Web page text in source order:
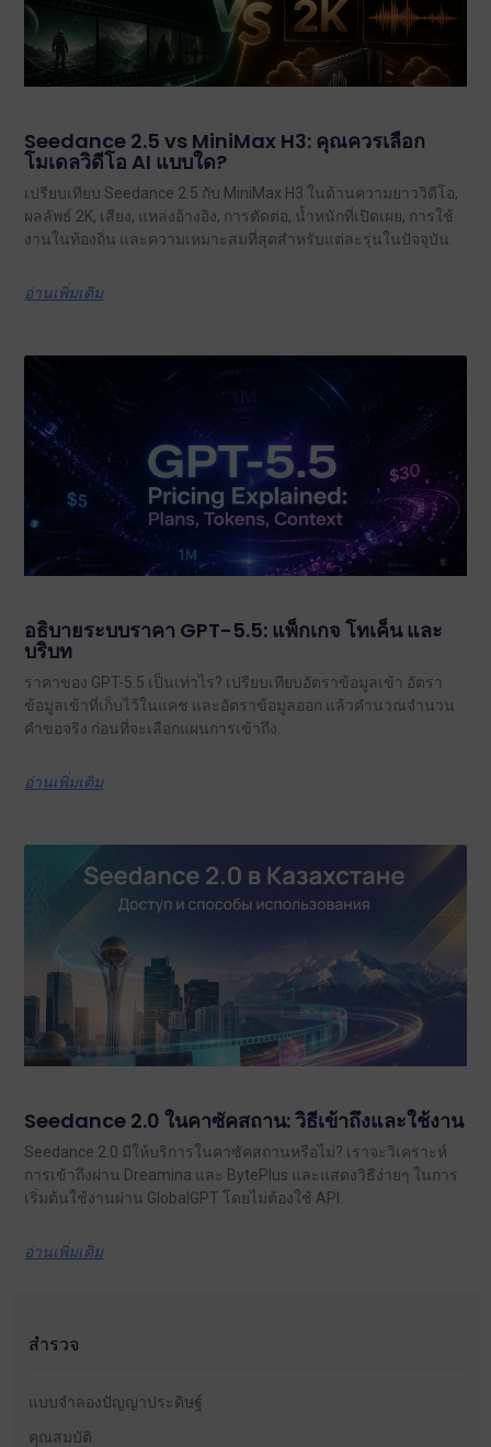
Seedance 2.5 vs MiniMax H3: คุณควรเลือก
โมเดลวิดีโอ AI แบบใด?
เปรียบเทียบ Seedance 2.5 กับ MiniMax H3 ในด้านความยาววิดีโอ,
ผลลัพธ์ 2K, เสียง, แหล่งอ้างอิง, การตัดต่อ, น้ำหนักที่เปิดเผย, การใช้
งานในท้องถิ่น และความเหมาะสมที่สุดสำหรับแต่ละรุ่นในปัจจุบัน.
อ่านเพิ่มเติม
อธิบายระบบราคา GPT-5.5: แพ็กเกจ โทเค็น และ
บริบท
ราคาของ GPT-5.5 เป็นเท่าไร? เปรียบเทียบอัตราข้อมูลเข้า อัตรา
ข้อมูลเข้าที่เก็บไว้ในแคช และอัตราข้อมูลออก แล้วคำนวณจำนวน
คำขอจริง ก่อนที่จะเลือกแผนการเข้าถึง.
อ่านเพิ่มเติม
Seedance 2.0 ในคาซัคสถาน: วิธีเข้าถึงและใช้งาน
Seedance 2.0 มีให้บริการในคาซัคสถานหรือไม่? เราจะวิเคราะห์
การเข้าถึงผ่าน Dreamina และ BytePlus และแสดงวิธีง่ายๆ ในการ
เริ่มต้นใช้งานผ่าน GlobalGPT โดยไม่ต้องใช้ API.
อ่านเพิ่มเติม
สำรวจ
แบบจำลองปัญญาประดิษฐ์
คุณสมบัติ